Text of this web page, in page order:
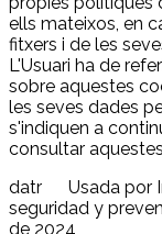
ells mateixos, en
fitxers i de les
L'Usuari ha de
sobre aquestes
les seves dades
s'indiquen a
consultar
datr Usada por
seguridad y
de 2024